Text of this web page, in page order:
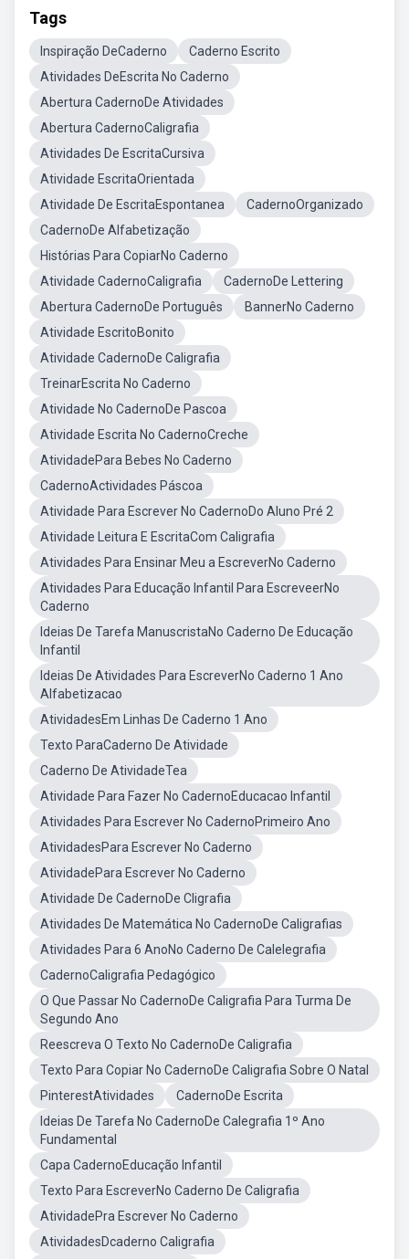
Tags
Inspiração DeCaderno
Caderno Escrito
Atividades DeEscrita No Caderno
Abertura CadernoDe Atividades
Abertura CadernoCaligrafia
Atividades De EscritaCursiva
Atividade EscritaOrientada
Atividade De EscritaEspontanea
CadernoOrganizado
CadernoDe Alfabetização
Histórias Para CopiarNo Caderno
Atividade CadernoCaligrafia
CadernoDe Lettering
Abertura CadernoDe Português
BannerNo Caderno
Atividade EscritoBonito
Atividade CadernoDe Caligrafia
TreinarEscrita No Caderno
Atividade No CadernoDe Pascoa
Atividade Escrita No CadernoCreche
AtividadePara Bebes No Caderno
CadernoActividades Páscoa
Atividade Para Escrever No CadernoDo Aluno Pré 2
Atividade Leitura E EscritaCom Caligrafia
Atividades Para Ensinar Meu a EscreverNo Caderno
Atividades Para Educação Infantil Para EscreveerNo
Caderno
Ideias De Tarefa ManuscristaNo Caderno De Educação
Infantil
Ideias De Atividades Para EscreverNo Caderno 1 Ano
Alfabetizacao
AtividadesEm Linhas De Caderno 1 Ano
Texto ParaCaderno De Atividade
Caderno De AtividadeTea
Atividade Para Fazer No CadernoEducacao Infantil
Atividades Para Escrever No CadernoPrimeiro Ano
AtividadesPara Escrever No Caderno
AtividadePara Escrever No Caderno
Atividade De CadernoDe Cligrafia
Atividades De Matemática No CadernoDe Caligrafias
Atividades Para 6 AnoNo Caderno De Calelegrafia
CadernoCaligrafia Pedagógico
O Que Passar No CadernoDe Caligrafia Para Turma De
Segundo Ano
Reescreva O Texto No CadernoDe Caligrafia
Texto Para Copiar No CadernoDe Caligrafia Sobre O Natal
PinterestAtividades
CadernoDe Escrita
Ideias De Tarefa No CadernoDe Calegrafia 1º Ano
Fundamental
Capa CadernoEducação Infantil
Texto Para EscreverNo Caderno De Caligrafia
AtividadePra Escrever No Caderno
AtividadesDcaderno Caligrafia